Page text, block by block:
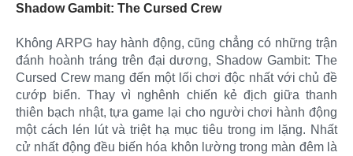
Shadow Gambit: The Cursed Crew
Không ARPG hay hành động, cũng chẳng có những trận
đánh hoành tráng trên đại dương, Shadow Gambit: The
Cursed Crew mang đến một lối chơi độc nhất với chủ đề
cướp biển. Thay vì nghênh chiến kẻ địch giữa thanh
thiên bạch nhật, tựa game lại cho người chơi hành động
một cách lén lút và triệt hạ mục tiêu trong im lặng. Nhất
cử nhất động đều biến hóa khôn lường trong màn đêm là